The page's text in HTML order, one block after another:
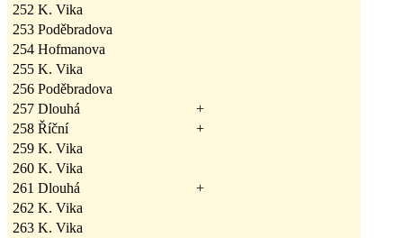
252 K. Vika
253 Poděbradova
254 Hofmanova
255 K. Vika
256 Poděbradova
257 Dlouhá
+
258 Říční
+
259 K. Vika
260 K. Vika
261 Dlouhá
+
262 K. Vika
263 K. Vika